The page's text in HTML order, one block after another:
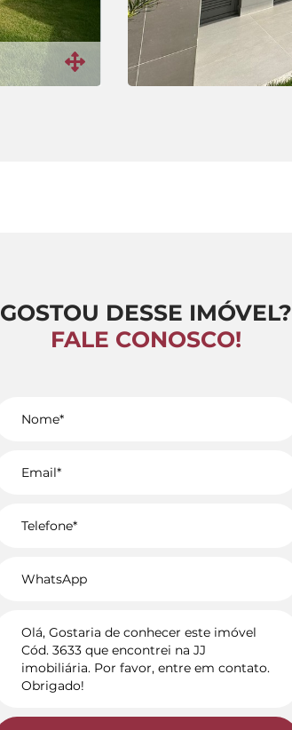
GOSTOU DESSE IMÓVEL?
FALE CONOSCO!